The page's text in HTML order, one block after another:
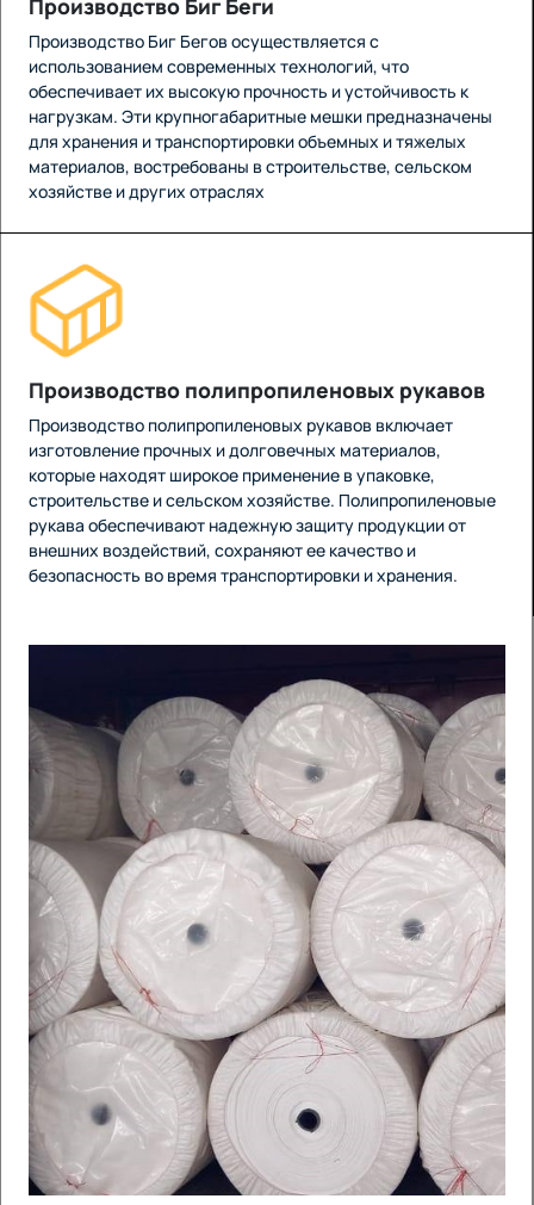
Производство Биг Беги
Производство Биг Бегов осуществляется с
использованием современных технологий, что
обеспечивает их высокую прочность и устойчивость к
нагрузкам. Эти крупногабаритные мешки предназначены
для хранения и транспортировки объемных и тяжелых
материалов, востребованы в строительстве, сельском
хозяйстве и других отраслях
Производство полипропиленовых рукавов
Производство полипропиленовых рукавов включает
изготовление прочных и долговечных материалов,
которые находят широкое применение в упаковке,
строительстве и сельском хозяйстве. Полипропиленовые
рукава обеспечивают надежную защиту продукции от
внешних воздействий, сохраняют ее качество и
безопасность во время транспортировки и хранения.